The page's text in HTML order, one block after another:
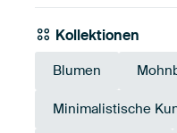
Kollektionen
Blumen
Minimalistische